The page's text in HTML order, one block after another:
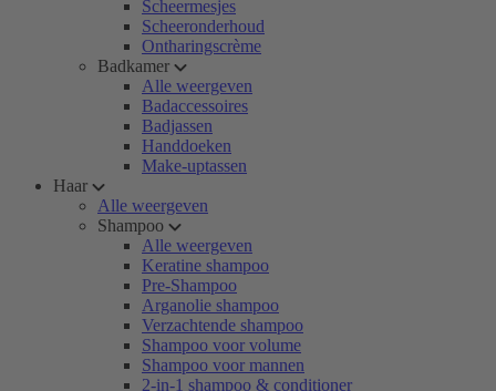
Scheermesjes
Scheeronderhoud
Ontharingscrème
Badkamer
Alle weergeven
Badaccessoires
Badjassen
Handdoeken
Make-uptassen
Haar
Alle weergeven
Shampoo
Alle weergeven
Keratine shampoo
Pre-Shampoo
Arganolie shampoo
Verzachtende shampoo
Shampoo voor volume
Shampoo voor mannen
2-in-1 shampoo & conditioner